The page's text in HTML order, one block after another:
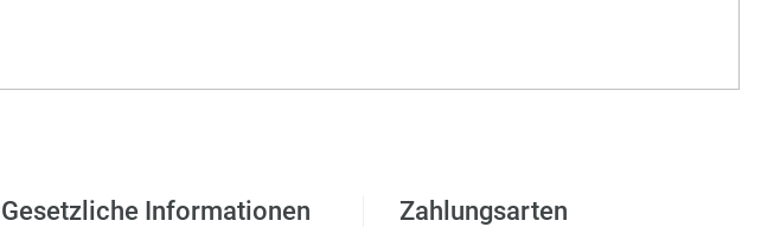
Gesetzliche Informationen Zahlungsarten